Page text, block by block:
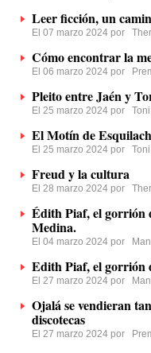
Leer ficción, un
El 07 marzo 2024 por
Cómo encontrar la
El 06 marzo 2024 por
Pleito entre Jaén y
El 25 marzo 2024 por
El Motín de
El 25 marzo 2024 por
Freud y la cultura
El 28 marzo 2024 por
Édith Piaf, el gorrión
Medina.
El 04 marzo 2024 por
Edith Piaf, el gorrión
El 27 marzo 2024 por
Ojalá se vendieran
discotecas
El 27 marzo 2024 por